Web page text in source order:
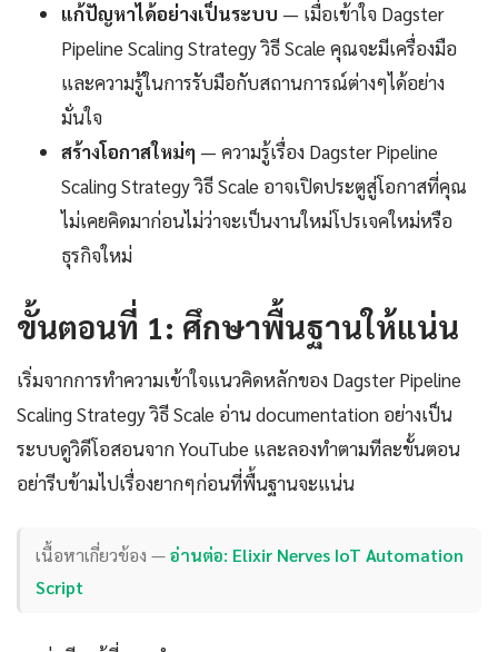
แก้ปัญหาได้อย่างเป็นระบบ — เมื่อเข้าใจ Dagster
Pipeline Scaling Strategy วิธี Scale คุณจะมีเครื่องมือ
และความรู้ในการรับมือกับสถานการณ์ต่างๆได้อย่าง
มั่นใจ
สร้างโอกาสใหม่ๆ — ความรู้เรื่อง Dagster Pipeline
Scaling Strategy วิธี Scale อาจเปิดประตูสู่โอกาสที่คุณ
ไม่เคยคิดมาก่อนไม่ว่าจะเป็นงานใหม่โปรเจคใหม่หรือ
ธุรกิจใหม่
ขั้นตอนที่ 1: ศึกษาพื้นฐานให้แน่น
เริ่มจากการทำความเข้าใจแนวคิดหลักของ Dagster Pipeline
Scaling Strategy วิธี Scale อ่าน documentation อย่างเป็น
ระบบดูวิดีโอสอนจาก YouTube และลองทำตามทีละขั้นตอน
อย่ารีบข้ามไปเรื่องยากๆก่อนที่พื้นฐานจะแน่น
เนื้อหาเกี่ยวข้อง —อ่านต่อ: Elixir Nerves IoT Automation
Script